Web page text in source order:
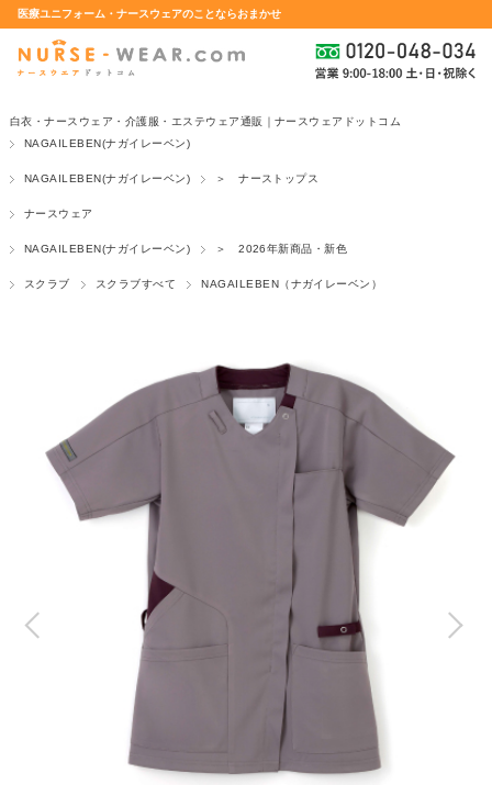
医療ユニフォーム・ナースウェアのことならおまかせ
白衣・ナースウェア・介護服・エステウェア通販｜ナースウェアドットコム
NAGAILEBEN(ナガイレーベン)
NAGAILEBEN(ナガイレーベン) ＞ ナーストップス
ナースウェア
NAGAILEBEN(ナガイレーベン) ＞ 2026年新商品・新色
スクラブ スクラブすべて NAGAILEBEN（ナガイレーベン）